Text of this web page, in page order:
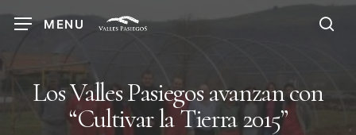
MENU
Los Valles Pasiegos avanzan con
“Cultivar la Tierra 2015”